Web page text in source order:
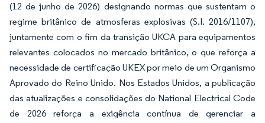
(12 de junho de 2026) designando normas que sustentam o
regime britânico de atmosferas explosivas (S.I. 2016/1107),
juntamente com o fim da transição UKCA para equipamentos
relevantes colocados no mercado britânico, o que reforça a
necessidade de certificação UKEX por meio de um Organismo
Aprovado do Reino Unido. Nos Estados Unidos, a publicação
das atualizações e consolidações do National Electrical Code
de 2026 reforça a exigência contínua de gerenciar a